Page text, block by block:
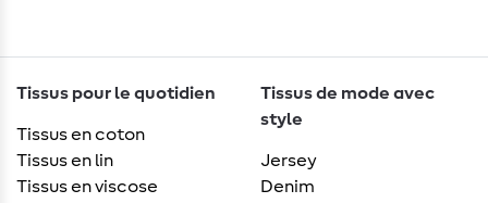
Tissus pour le quotidien
Tissus en coton
Tissus en lin
Tissus en viscose
Tissus de mode avec
style
Jersey
Denim